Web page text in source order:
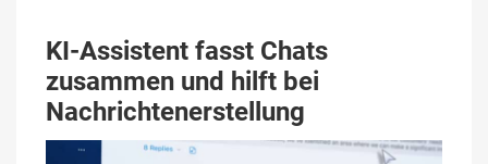
KI-Assistent fasst Chats
zusammen und hilft bei
Nachrichtenerstellung